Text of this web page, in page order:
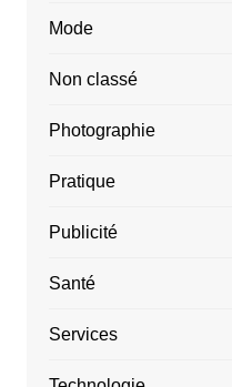
Mode
Non classé
Photographie
Pratique
Publicité
Santé
Services